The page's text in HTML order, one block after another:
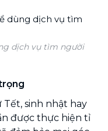
dịch vụ tìm người
sinh nhật hay
được thực hiện tỉ